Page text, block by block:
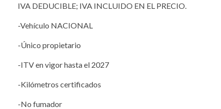
IVA DEDUCIBLE; IVA INCLUIDO EN EL PRECIO.
-Vehículo NACIONAL
-Único propietario
-ITV en vigor hasta el 2027
-Kilómetros certificados
-No fumador